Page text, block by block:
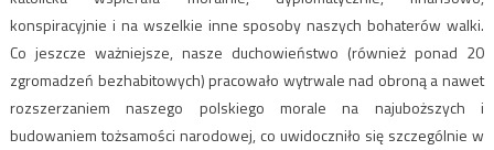
konspiracyjnie i na wszelkie inne sposoby naszych bohaterów walki.
Co jeszcze ważniejsze, nasze duchowieństwo (również ponad 20
zgromadzeń bezhabitowych) pracowało wytrwale nad obroną a nawet
rozszerzaniem naszego polskiego morale na najuboższych i
budowaniem tożsamości narodowej, co uwidoczniło się szczególnie w